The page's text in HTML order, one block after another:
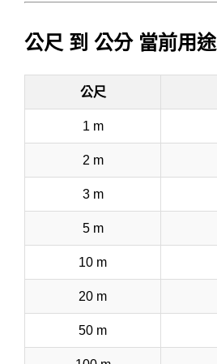
公尺 到 公分 當前用途
公尺
1 m
2 m
3 m
5 m
10 m
20 m
50 m